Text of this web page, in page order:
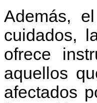
Además,
cuidados,
ofrece
aquellos
afectados